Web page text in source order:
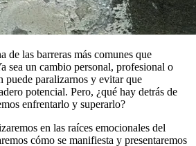
de las barreras más comunes que
sea un cambio personal, profesional o
puede paralizarnos y evitar que
potencial. Pero, ¿qué hay detrás de
enfrentarlo y superarlo?
en las raíces emocionales del
cómo se manifiesta y presentaremos